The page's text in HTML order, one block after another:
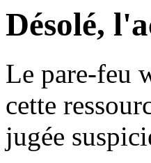
Désolé,
Le pare-feu
cette
jugée